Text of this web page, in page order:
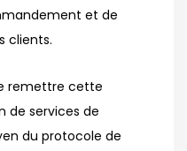
et de
clients.
remettre cette
de services de
du protocole de